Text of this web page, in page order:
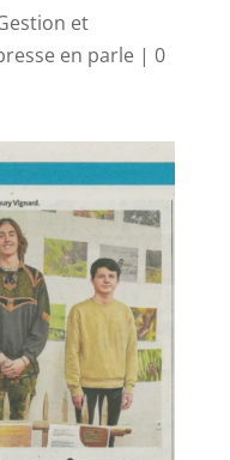
et
en parle| 0